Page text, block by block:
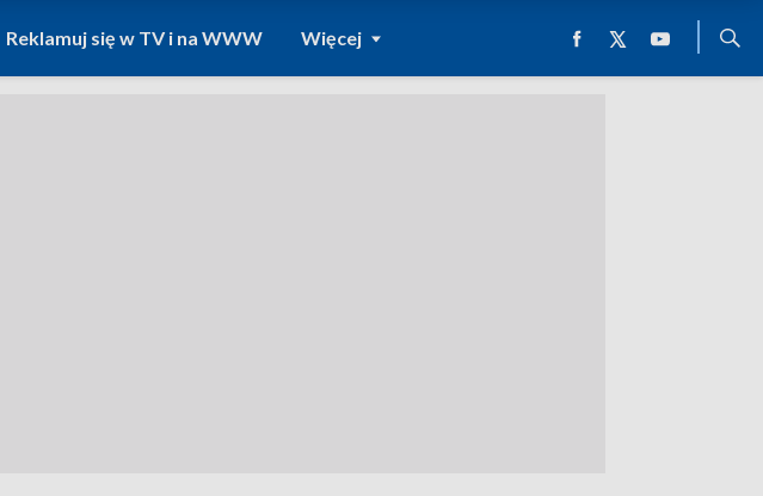
Reklamuj się w TV i na WWW Więcej